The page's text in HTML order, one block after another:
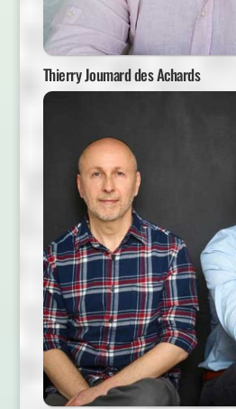
Thierry Joumard des Achards